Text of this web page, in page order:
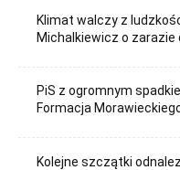
Klimat walczy z
Michalkiewicz o zarazie
PiS z ogromnym
Formacja
Kolejne szczątki